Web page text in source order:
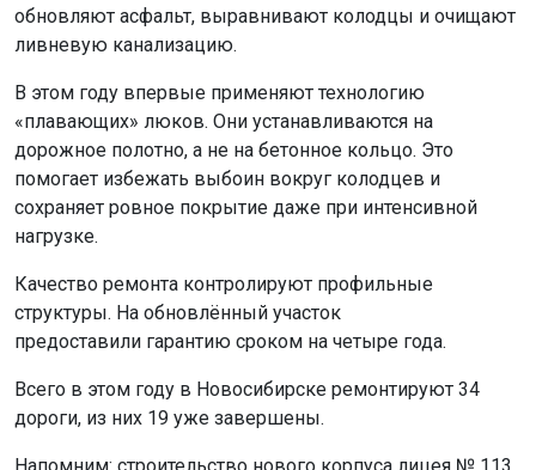
обновляют асфальт, выравнивают колодцы и очищают
ливневую канализацию.
В этом году впервые применяют технологию
«плавающих» люков. Они устанавливаются на
дорожное полотно, а не на бетонное кольцо. Это
помогает избежать выбоин вокруг колодцев и
сохраняет ровное покрытие даже при интенсивной
нагрузке.
Качество ремонта контролируют профильные
структуры. На обновлённый участок
предоставили гарантию сроком на четыре года.
Всего в этом году в Новосибирске ремонтируют 34
дороги, из них 19 уже завершены.